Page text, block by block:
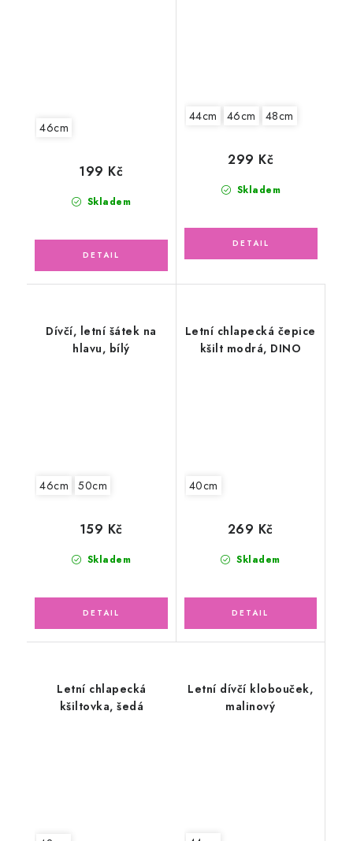
46cm
Skladem
199 Kč
44cm 46cm 48cm
Skladem
299 Kč
Dívčí, letní šátek na
hlavu, bílý
46cm 50cm
Skladem
159 Kč
Letní chlapecká čepice
kšilt modrá, DINO
40cm
Skladem
269 Kč
Letní chlapecká
kšiltovka, šedá
Letní dívčí klobouček,
malinový